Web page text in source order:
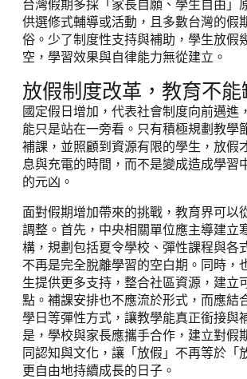
台灣假期多採「家長自願、學生自由」
供選修式輔導或活動，且多數台灣的假
俗。少了制度性支持與補助，學生放假
空，學習效果與自律能力無從建立。
放假制度改革，教育不能
國定假日增加，代表社會制度向前邁進
能只是站在一旁看。只有積極規劃教學
補課，並照顧到資源有限的學生，放假
息與充電的時間，而不是變成造成學習
的元凶。
面對假期增加帶來的挑戰，教育界可以
調整。首先，中央相關單位應主導建立
構，規劃包括夏令學校、彈性課程與各
不再是完全脫離學習的空白期。同時，
生提供更多支持，整合社區資源，建立
點。補課安排也不應流於形式，而應結
學日等彈性方式，讓教學能真正銜接與
是，學校與家長應攜手合作，建立對假
同認知與文化，讓「放假」不再等於「
更自由地持續成長的日子。